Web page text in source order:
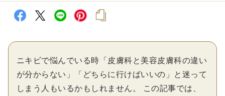
ニキビで悩んでいる時「皮膚科と美容皮膚科の違い
が分からない」「どちらに行けばいいの」と迷って
しまう人もいるかもしれません。 この記事では、